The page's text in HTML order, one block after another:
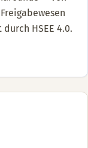
HSEE 4.0.